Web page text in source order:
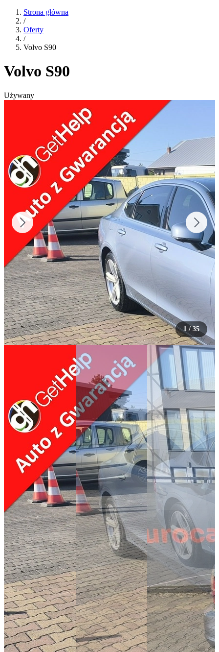
Strona główna
/
Oferty
/
Volvo S90
Volvo S90
Używany
1 /35